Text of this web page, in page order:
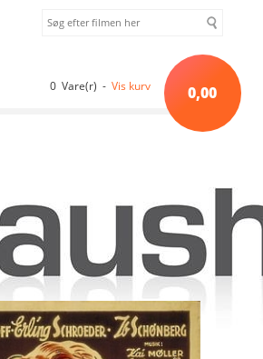
0 Vare(r) - Vis kurv 0,00
kategori En lille tilfældighed (1939) [DVD]